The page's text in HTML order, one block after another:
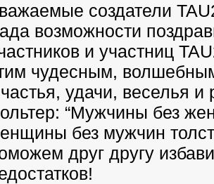
создатели
возможности
и участниц
чудесным,
удачи, веселья и
“Мужчины без
без мужчин
друг другу